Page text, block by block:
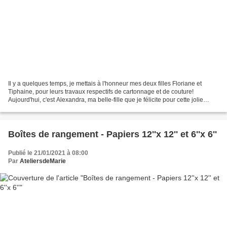
Il y a quelques temps, je mettais à l'honneur mes deux filles Floriane et
Tiphaine, pour leurs travaux respectifs de cartonnage et de couture!
Aujourd'hui, c'est Alexandra, ma belle-fille que je félicite pour cette jolie
Boîtes de rangement - Papiers 12''x 12'' et 6''x 6''
Publié le 21/01/2021 à 08:00
Par AteliersdeMarie